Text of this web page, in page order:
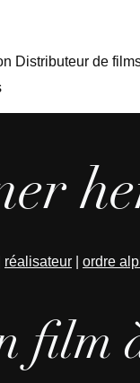
Distributeur de
réalisateur ordre
film